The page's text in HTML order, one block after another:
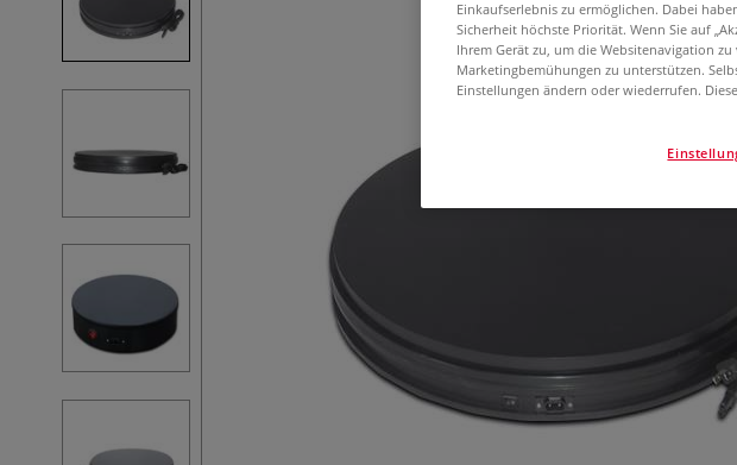
Einkaufserlebnis zu ermöglichen. Dabei
Sicherheit höchste Priorität. Wenn Sie auf
Ihrem Gerät zu, um die Websitenavigation
Marketingbemühungen zu unterstützen.
Einstellungen ändern oder wiederrufen.